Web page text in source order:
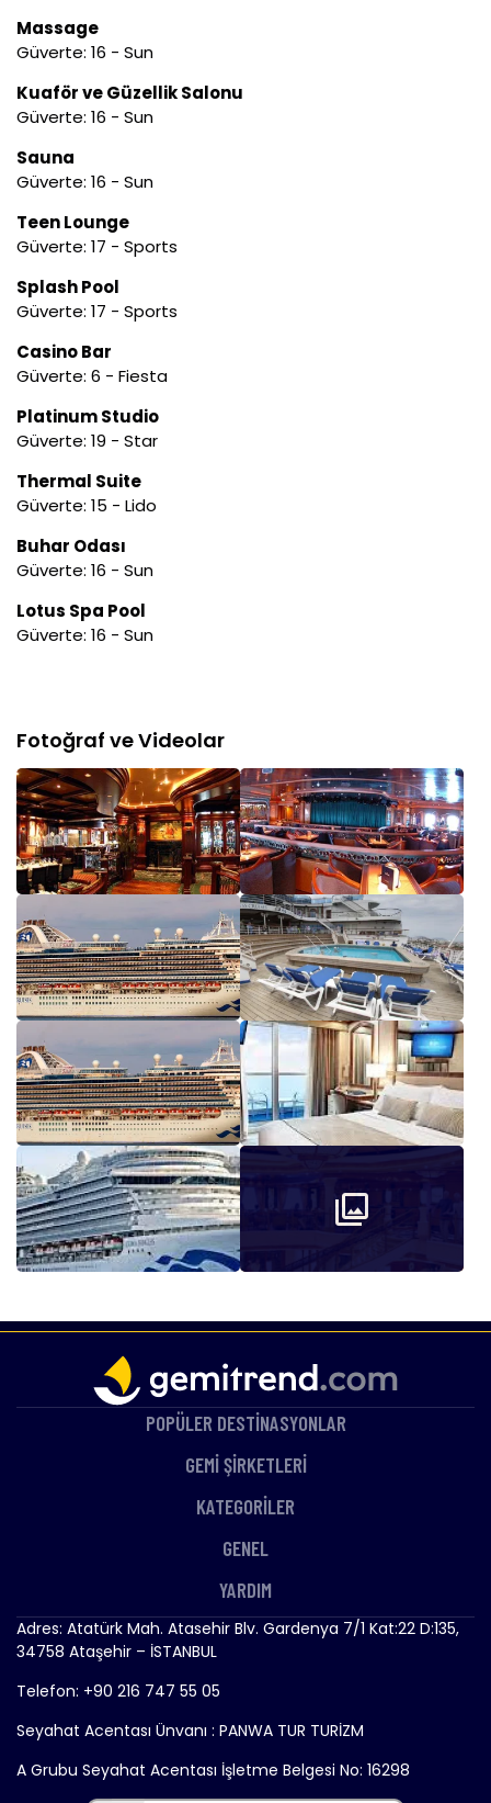
Massage
Güverte: 16 - Sun
Kuaför ve Güzellik Salonu
Güverte: 16 - Sun
Sauna
Güverte: 16 - Sun
Teen Lounge
Güverte: 17 - Sports
Splash Pool
Güverte: 17 - Sports
Casino Bar
Güverte: 6 - Fiesta
Platinum Studio
Güverte: 19 - Star
Thermal Suite
Güverte: 15 - Lido
Buhar Odası
Güverte: 16 - Sun
Lotus Spa Pool
Güverte: 16 - Sun
Fotoğraf ve Videolar
POPÜLER DESTİNASYONLAR
GEMİ ŞİRKETLERİ
KATEGORİLER
GENEL
YARDIM
Adres: Atatürk Mah. Atasehir Blv. Gardenya 7/1 Kat:22 D:135,
34758 Ataşehir – İSTANBUL
Telefon: +90 216 747 55 05
Seyahat Acentası Ünvanı : PANWA TUR TURİZM
A Grubu Seyahat Acentası İşletme Belgesi No: 16298